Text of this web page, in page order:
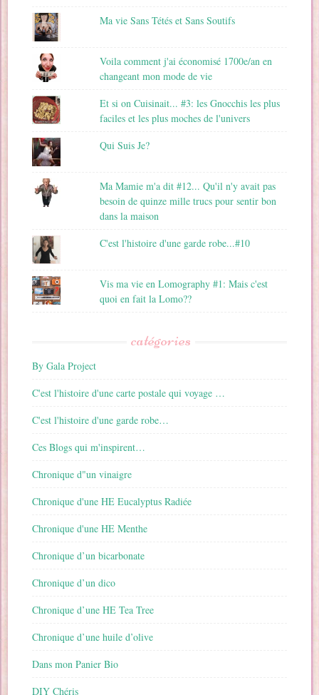
Ma vie Sans Tétés et Sans Soutifs
Voila comment j'ai économisé 1700e/an en
changeant mon mode de vie
Et si on Cuisinait... #3: les Gnocchis les plus
faciles et les plus moches de l'univers
Qui Suis Je?
Ma Mamie m'a dit #12... Qu'il n'y avait pas
besoin de quinze mille trucs pour sentir bon
dans la maison
C'est l'histoire d'une garde robe...#10
Vis ma vie en Lomography #1: Mais c'est
quoi en fait la Lomo??
catégories
By Gala Project
C'est l'histoire d'une carte postale qui voyage …
C'est l'histoire d'une garde robe…
Ces Blogs qui m'inspirent…
Chronique d"un vinaigre
Chronique d'une HE Eucalyptus Radiée
Chronique d'une HE Menthe
Chronique d’un bicarbonate
Chronique d’un dico
Chronique d’une HE Tea Tree
Chronique d’une huile d’olive
Dans mon Panier Bio
DIY Chéris